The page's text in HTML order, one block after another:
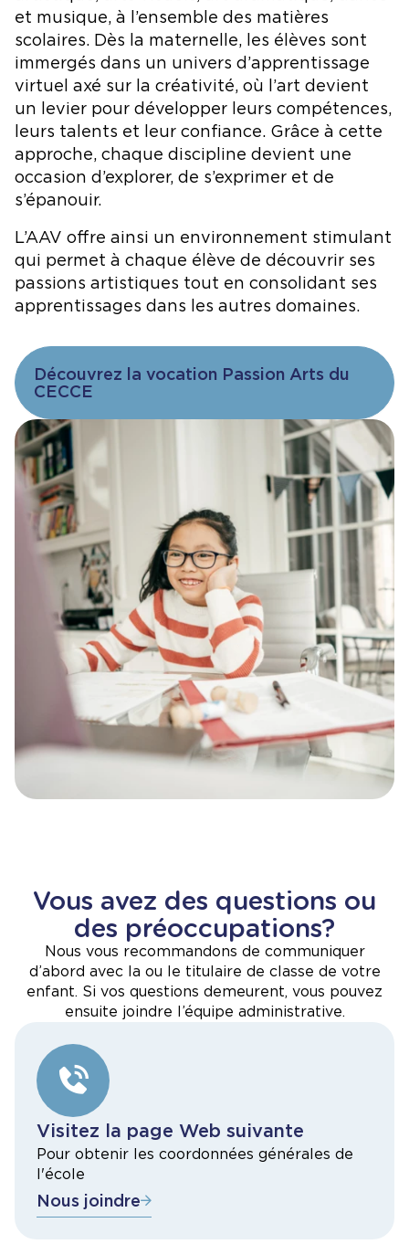
et leur confiance en eux.
Toutefois, les parents demeurent un appui
essentiel pour veiller à ce que leurs enfants
soient assidus aux cours.
Au quotidien:
Aviser le personnel de l’AAV de l’absence, du retard
ou du départ de votre enfant soit par courriel
assiduiteaav[at] ecolecatholique.ca
assiduiteaav[at]ecolecatholique[dot]ca
téléphone 613-216-0015, poste 1.
Vous recevrez un message, en matinée et
courriel de notre système informatisé afin de vous
prévenir de l’absence au dossier de votre enfant.
Les suivis:
Les élèves qui omettent d’ouvrir leur caméra ou
leur micro pendant les présences, seront notés
Pour 15 jours d’absence non motivées, vous
recevrez un avis de la direction.
Pour 25 jours d’absence non motivées, vous
recevrez une lettre qui sera placée au dossier de
votre enfant ainsi qu’une convocation à une
rencontre avec la direction et l’équipe école. La
travailleuse sociale du Conseil scolaire est
impliquée dans le dossier.
Pour 35 jours d’absence non motivées, vous serez
convoqués à une rencontre avec la direction,
l’équipe-école et la travailleuse sociale. La
surintendance de l’école est aussi informée de la
situation. Une lettre vous sera envoyée ainsi que
placée au dossier de l’élève.
et musique, à l’ensemble des matières
scolaires. Dès la maternelle, les élèves sont
immergés dans un univers d’apprentissage
virtuel axé sur la créativité, où l’art devient
un levier pour développer leurs compétences,
leurs talents et leur confiance. Grâce à cette
approche, chaque discipline devient une
occasion d’explorer, de s’exprimer et de
s’épanouir.
L’AAV offre ainsi un environnement stimulant
qui permet à chaque élève de découvrir ses
passions artistiques tout en consolidant ses
apprentissages dans les autres domaines.
Découvrez la vocation Passion Arts du
CECCE
Vous avez des questions ou
des préoccupations?
Nous vous recommandons de communiquer
d’abord avec la ou le titulaire de classe de votre
enfant. Si vos questions demeurent, vous pouvez
ensuite joindre l’équipe administrative.
Visitez la page Web suivante
Pour obtenir les coordonnées générales de
l'école
Nous joindre